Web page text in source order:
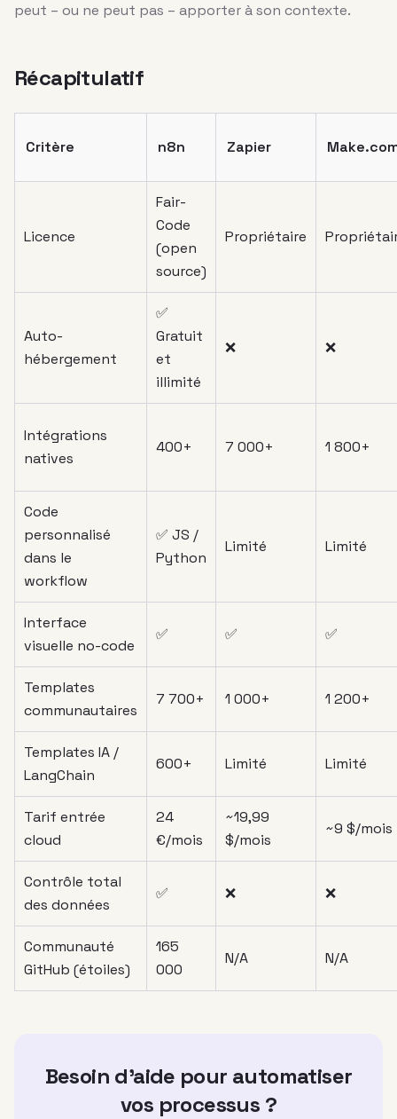
peut – ou ne peut pas – apporter à son contexte.
Récapitulatif
Critère n8n Zapier
Licence
Fair-
Code
(open
source)
Propriétaire
Auto-
hébergement
✅
Gratuit
et
illimité
❌ ❌
Intégrations
natives
400+ 7 000+ 1 800+
Code
personnalisé
dans le
workflow
✅ JS /
Python
Limité Limité
Interface
visuelle no-code
✅ ✅ ✅
Templates
communautaires
7 700+ 1 000+ 1 200+
Templates IA /
LangChain
600+ Limité Limité
Tarif entrée
cloud
24
€/mois
~19,99
$/mois
~9 $/mois
Contrôle total
des données
✅ ❌ ❌
Communauté
GitHub (étoiles)
165
000
N/A N/A
Besoin d'aide pour automatiser
vos processus ?